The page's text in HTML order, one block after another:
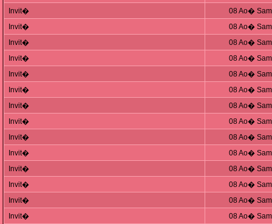
Invit�
08 Ao�
Invit�
08 Ao�
Invit�
08 Ao�
Invit�
08 Ao�
Invit�
08 Ao�
Invit�
08 Ao�
Invit�
08 Ao�
Invit�
08 Ao�
Invit�
08 Ao�
Invit�
08 Ao�
Invit�
08 Ao�
Invit�
08 Ao�
Invit�
08 Ao�
Invit�
08 Ao�